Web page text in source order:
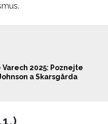
2025: Poznejte
a Skarsgårda